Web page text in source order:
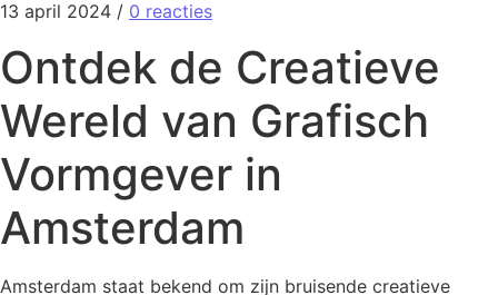
13 april 2024 / 0 reacties
Ontdek de Creatieve
Wereld van Grafisch
Vormgever in
Amsterdam
Amsterdam staat bekend om zijn bruisende creatieve